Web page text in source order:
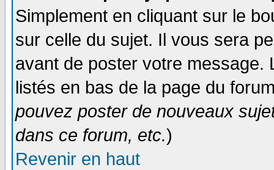
Simplement en cliquant sur le
sur celle du sujet. Il vous sera
avant de poster votre
listés en bas de la page du
pouvez poster de nouveaux
dans ce forum, etc.)
Revenir en haut